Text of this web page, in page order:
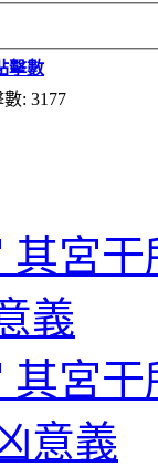
擊數
: 3177
宮
義
宮
意義